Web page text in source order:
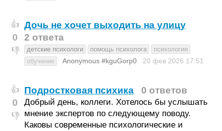
👍
0
👎
Дочь не хочет выходить на улицу
2 ответа
детские психологи помощь психолога
психология
обучение
Anonymous #kguGorp0 20 фев 2026 17:51
👍
0
👎
Подростковая психика 0 ответов
Добрый день, коллеги. Хотелось бы услышать
мнение экспертов по следующему поводу.
Каковы современные психологические и